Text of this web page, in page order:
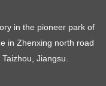
in the pioneer park of
in Zhenxing north road
Jiangsu.